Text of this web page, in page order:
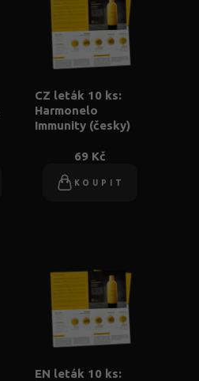
CZ leták 10 ks:
Harmonelo
Immunity (česky)
69 Kč
KOUPIT
EN leták 10 ks: